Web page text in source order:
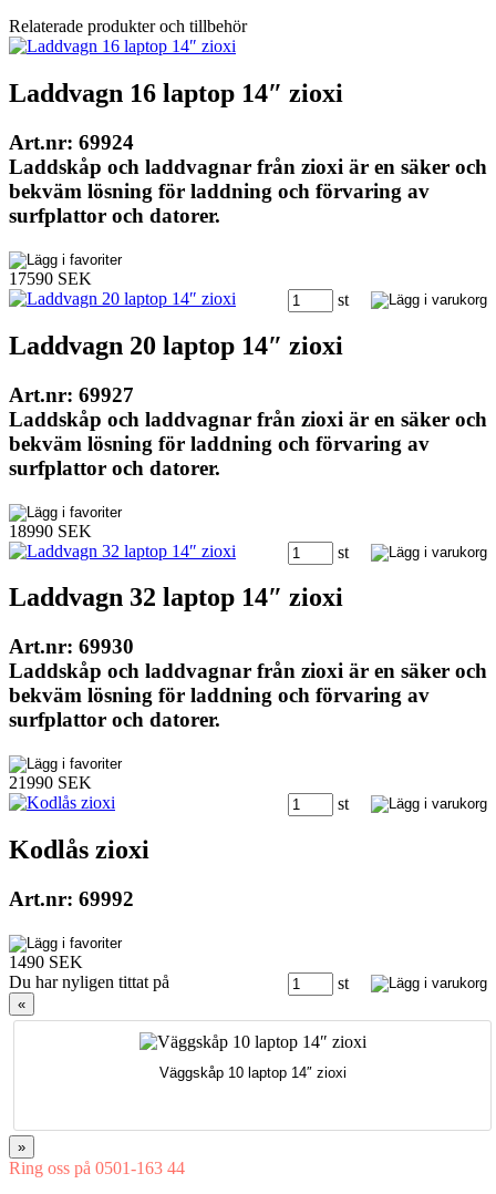
Relaterade produkter och tillbehör
Laddvagn 16 laptop 14″ zioxi
Art.nr: 69924
Laddskåp och laddvagnar från zioxi är en säker och
bekväm lösning för laddning och förvaring av
surfplattor och datorer.
17590 SEK
st
Laddvagn 20 laptop 14″ zioxi
Art.nr: 69927
Laddskåp och laddvagnar från zioxi är en säker och
bekväm lösning för laddning och förvaring av
surfplattor och datorer.
18990 SEK
st
Laddvagn 32 laptop 14″ zioxi
Art.nr: 69930
Laddskåp och laddvagnar från zioxi är en säker och
bekväm lösning för laddning och förvaring av
surfplattor och datorer.
21990 SEK
st
Kodlås zioxi
Art.nr: 69992
1490 SEK
st
Du har nyligen tittat på
«
Väggskåp 10 laptop 14″ zioxi
»
Ring oss på 0501-163 44